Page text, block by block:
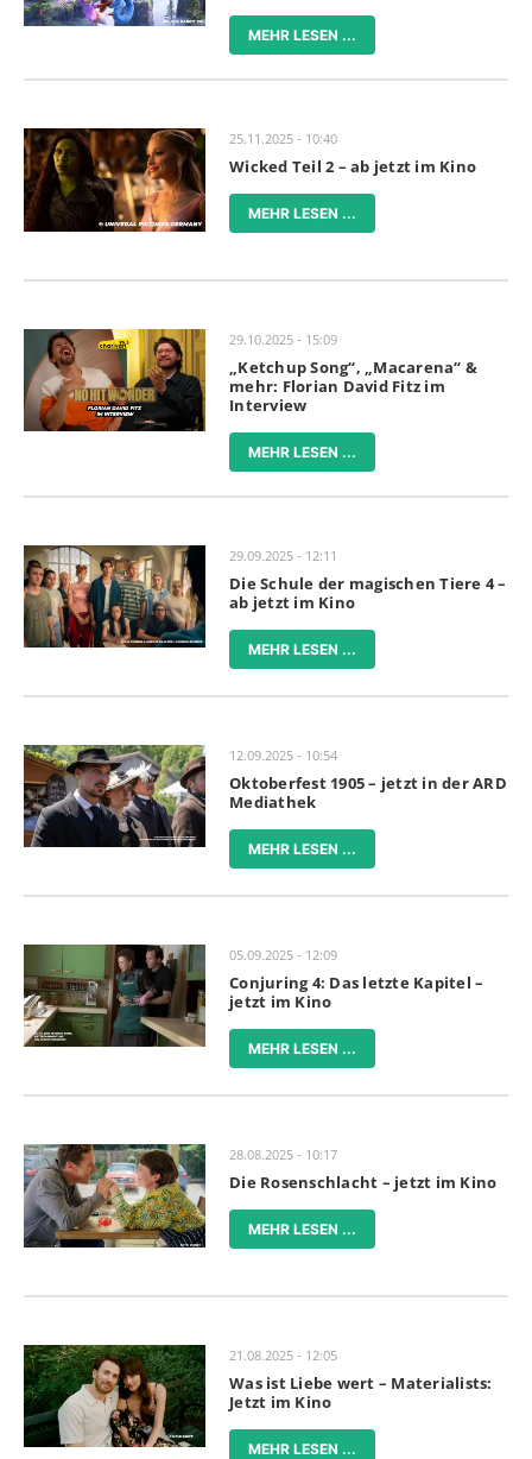
MEHR LESEN ...
25.11.2025 - 10:40
Wicked Teil 2 – ab jetzt im Kino
MEHR LESEN ...
29.10.2025 - 15:09
„Ketchup Song“, „Macarena“ &
mehr: Florian David Fitz im
Interview
MEHR LESEN ...
29.09.2025 - 12:11
Die Schule der magischen Tiere 4 –
ab jetzt im Kino
MEHR LESEN ...
12.09.2025 - 10:54
Oktoberfest 1905 – jetzt in der ARD
Mediathek
MEHR LESEN ...
05.09.2025 - 12:09
Conjuring 4: Das letzte Kapitel –
jetzt im Kino
MEHR LESEN ...
28.08.2025 - 10:17
Die Rosenschlacht – jetzt im Kino
MEHR LESEN ...
21.08.2025 - 12:05
Was ist Liebe wert – Materialists:
Jetzt im Kino
MEHR LESEN ...